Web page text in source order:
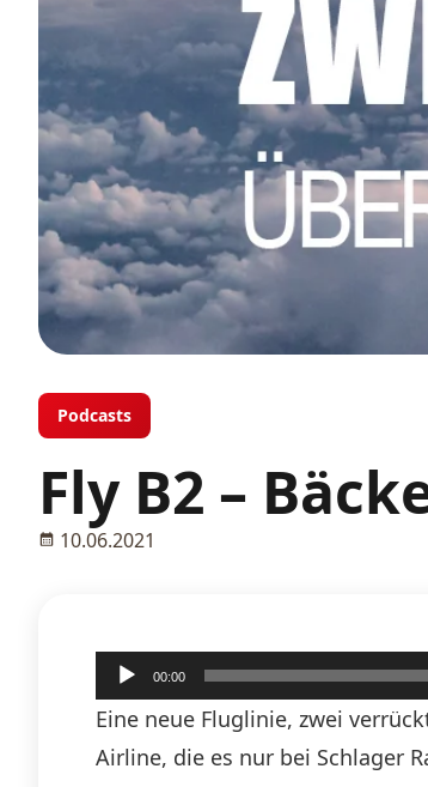
Podcasts
Fly B2 –
10.06.2021
Audio-
Player
00:00
Eine neue Fluglinie, zwei
Airline, die es nur bei Schlager